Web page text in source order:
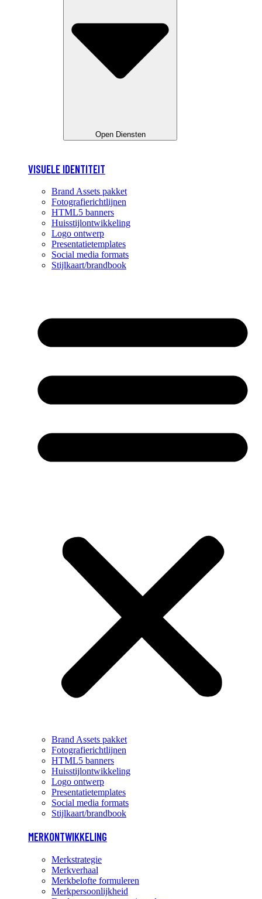
Open Diensten
VISUELE IDENTITEIT
Brand Assets pakket
Fotografierichtlijnen
HTML5 banners
Huisstijlontwikkeling
Logo ontwerp
Presentatietemplates
Social media formats
Stijlkaart/brandbook
Brand Assets pakket
Fotografierichtlijnen
HTML5 banners
Huisstijlontwikkeling
Logo ontwerp
Presentatietemplates
Social media formats
Stijlkaart/brandbook
MERKONTWIKKELING
Merkstrategie
Merkverhaal
Merkbelofte formuleren
Merkpersoonlijkheid